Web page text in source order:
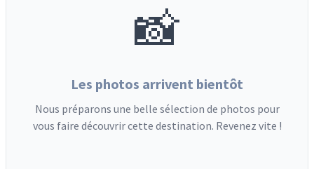
📸
Les photos arrivent bientôt
Nous préparons une belle sélection de photos pour
vous faire découvrir cette destination. Revenez vite !